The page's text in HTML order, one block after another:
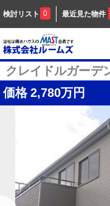
検討リスト 0 最近見た物件
クレイドルガーデ
価格 2,780万円